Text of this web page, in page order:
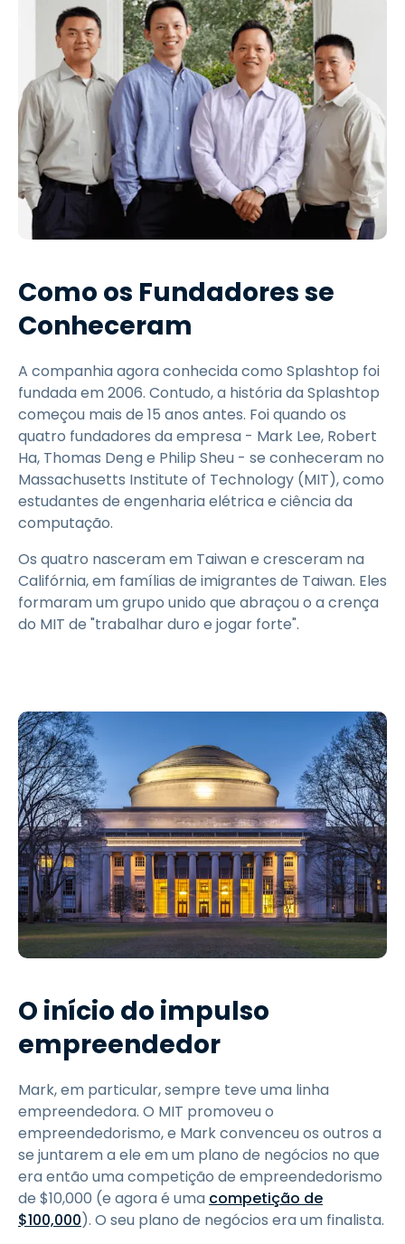
Como os Fundadores se
Conheceram
A companhia agora conhecida como Splashtop foi
fundada em 2006. Contudo, a história da Splashtop
começou mais de 15 anos antes. Foi quando os
quatro fundadores da empresa - Mark Lee, Robert
Ha, Thomas Deng e Philip Sheu - se conheceram no
Massachusetts Institute of Technology (MIT), como
estudantes de engenharia elétrica e ciência da
computação.
Os quatro nasceram em Taiwan e cresceram na
Califórnia, em famílias de imigrantes de Taiwan. Eles
formaram um grupo unido que abraçou o a crença
do MIT de "trabalhar duro e jogar forte".
O início do impulso
empreendedor
Mark, em particular, sempre teve uma linha
empreendedora. O MIT promoveu o
empreendedorismo, e Mark convenceu os outros a
se juntarem a ele em um plano de negócios no que
era então uma competição de empreendedorismo
de $10,000 (e agora é uma competição de
$100,000). O seu plano de negócios era um finalista.